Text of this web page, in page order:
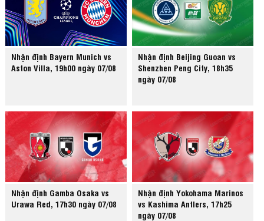
Nhận định Bayern Munich vs
Aston Villa, 19h00 ngày 07/08
Nhận định Beijing Guoan vs
Shenzhen Peng City, 18h35
ngày 07/08
Nhận định Gamba Osaka vs
Urawa Red, 17h30 ngày 07/08
Nhận định Yokohama Marinos
vs Kashima Antlers, 17h25
ngày 07/08